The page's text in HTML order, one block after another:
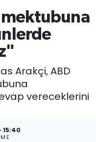
mektubuna
Arakçi, ABD
vereceklerini
15:40